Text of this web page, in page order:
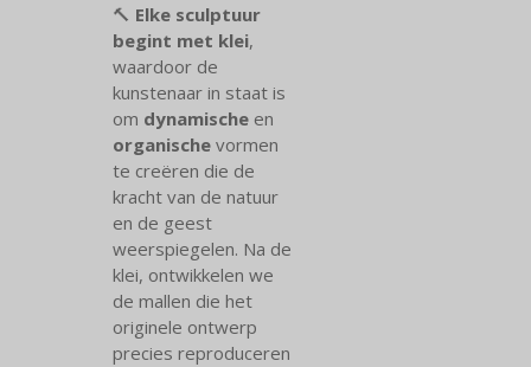
🔨 Elke sculptuur
begint met klei,
waardoor de
kunstenaar in staat is
om dynamischeen
organischevormen
te creëren die de
kracht van de natuur
en de geest
weerspiegelen. Na de
klei, ontwikkelen we
de mallen die het
originele ontwerp
precies reproduceren